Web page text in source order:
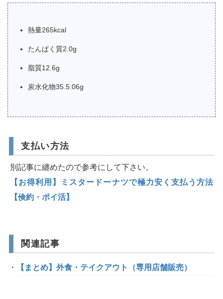
熱量265kcal
たんぱく質2.0g
脂質12.6g
炭水化物35.5.06g
支払い方法
別記事に纏めたので参考にして下さい。
【お得利用】ミスタードーナツで極力安く支払う方法
【倹約・ポイ活】
関連記事
【まとめ】外食・テイクアウト（専用店舗販売）